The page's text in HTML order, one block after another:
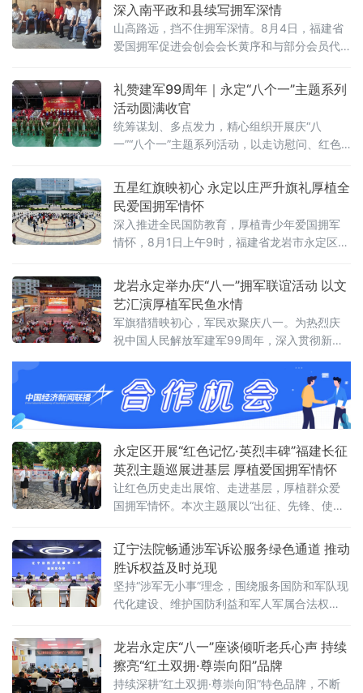
深入南平政和县续写拥军深情
山高路远，挡不住拥军深情。8月4日，福建省
爱国拥军促进会创会会长黄序和与部分会员代
名革命老区南平市政和县，看望慰问老退役军
人。这是今年“八一”建军节期间，该会系列慰问
活动的重要一站。在政和县副县长陈海、县退
役军人事务局党组书记邵建才等陪同下，慰问
组一行顶着酷暑，翻山越岭，走村入户，先后
礼赞建军99周年｜永定“八个一”主题系列
活动圆满收官
统筹谋划、多点发力，精心组织开展庆“八
一”“八个一”主题系列活动，以走访慰问、红色
载体，用心用情做好退役
五星红旗映初心 永定以庄严升旗礼厚植全
民爱国拥军情怀
深入推进全民国防教育，厚植青少年爱国拥军
情怀，8月1日上午9时，福建省龙岩市永定区在
升旗仪式。全区广大干部群众、各中小学学生
代表齐聚广场，共同见证五星红旗冉冉升起，
以庄重仪式致敬人民军队、致敬退役军人。永
定区“尊崇向阳”退役军人国旗护卫队精神抖擞、
迈着铿锵正步护送五星
龙岩永定举办庆“八一”拥军联谊活动 以文
艺汇演厚植军民鱼水情
军旗猎猎映初心，军民欢聚庆八一。为热烈庆
祝中国人民解放军建军99周年，深入贯彻新时
日，由福建省龙岩市永定区委宣传部、区人武
部指导，区退役军人事务局、区青年创业商会
主办的“赓续红色血脉·致敬军旅荣光”庆“八一”拥
军联谊活动在下坑夜市广场温情启幕。区委常
委、副区长毛四勤，驻永武警官兵、退役军人
代表、青年企业家代表
永定区开展“红色记忆·英烈丰碑”福建长征
英烈主题巡展进基层 厚植爱国拥军情怀
让红色历史走出展馆、走进基层，厚植群众爱
国拥军情怀。本次主题展以“出征、先锋、使
三万名福建长征将士不畏艰险、浴血奋战的光
辉历程
辽宁法院畅通涉军诉讼服务绿色通道 推动
胜诉权益及时兑现
坚持“涉军无小事”理念，围绕服务国防和军队现
代化建设、维护国防利益和军人军属合法权
龙岩永定庆“八一”座谈倾听老兵心声 持续
擦亮“红土双拥·尊崇向阳”品牌
持续深耕“红土双拥·尊崇向阳”特色品牌，不断